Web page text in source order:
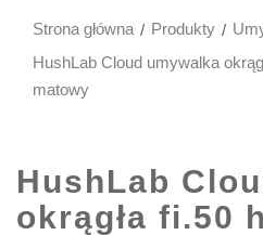
Strona główna Produkty
HushLab Cloud umywalka
matowy
HushLab
okrągła fi.50